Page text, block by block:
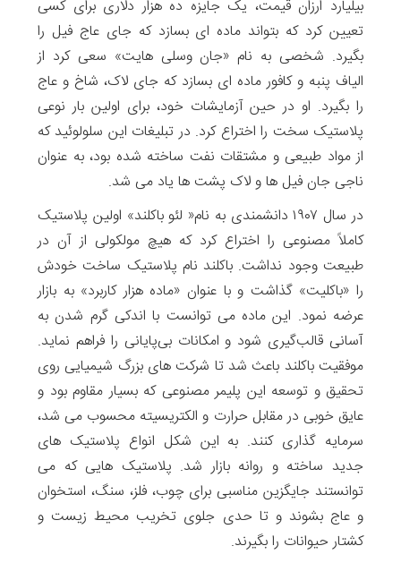
بیلیارد ارزان قیمت، یک جایزه ده هزار دلاری برای کسی
تعیین کرد که بتواند ماده ای بسازد که جای عاج فیل را
بگیرد. شخصی به نام «جان وسلی هایت» سعی کرد از
الیاف پنبه و کافور ماده ای بسازد که جای لاک، شاخ و عاج
را بگیرد. او در حین آزمایشات خود، برای اولین بار نوعی
پلاستیک سخت را اختراع کرد. در تبلیغات این سلولوئید که
از مواد طبیعی و مشتقات نفت ساخته شده بود، به عنوان
ناجی جان فیل ها و لاک پشت ها یاد می شد.
در سال ۱۹۰۷ دانشمندی به نام« لئو باکلند» اولین پلاستیک
کاملاً مصنوعی را اختراع کرد که هیچ مولکولی از آن در
طبیعت وجود نداشت. باکلند نام پلاستیک ساخت خودش
را «باکلیت» گذاشت و با عنوان «ماده هزار کاربرد» به بازار
عرضه نمود. این ماده می توانست با اندکی گرم شدن به
آسانی قالب‌گیری شود و امکانات بی‌پایانی را فراهم نماید.
موفقیت باکلند باعث شد تا شرکت های بزرگ شیمیایی روی
تحقیق و توسعه این پلیمر مصنوعی که بسیار مقاوم بود و
عایق خوبی در مقابل حرارت و الکتریسیته محسوب می شد،
سرمایه گذاری کنند. به این شکل انواع پلاستیک های
جدید ساخته و روانه بازار شد. پلاستیک هایی که می
توانستند جایگزین مناسبی برای چوب، فلز، سنگ، استخوان
و عاج بشوند و تا حدی جلوی تخریب محیط زیست و
کشتار حیوانات را بگیرند.